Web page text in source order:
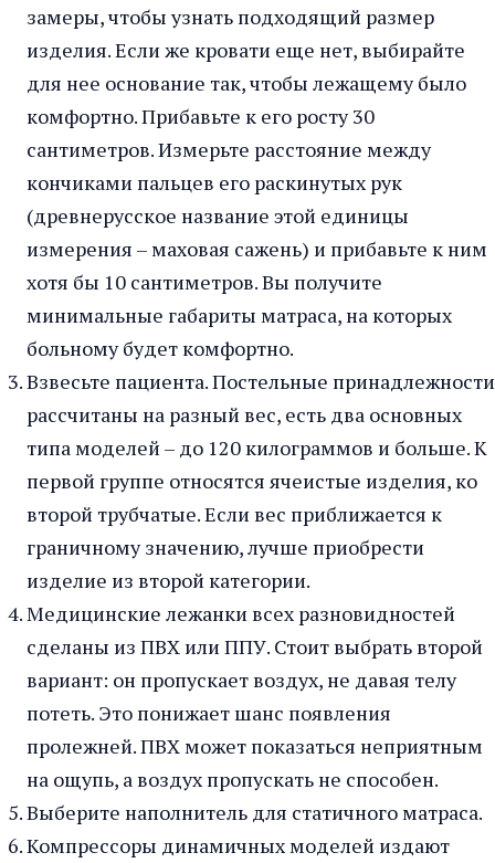
замеры, чтобы узнать подходящий размер
изделия. Если же кровати еще нет, выбирайте
для нее основание так, чтобы лежащему было
комфортно. Прибавьте к его росту 30
сантиметров. Измерьте расстояние между
кончиками пальцев его раскинутых рук
(древнерусское название этой единицы
измерения – маховая сажень) и прибавьте к ним
хотя бы 10 сантиметров. Вы получите
минимальные габариты матраса, на которых
больному будет комфортно.
Взвесьте пациента. Постельные принадлежности
рассчитаны на разный вес, есть два основных
типа моделей – до 120 килограммов и больше. К
первой группе относятся ячеистые изделия, ко
второй трубчатые. Если вес приближается к
граничному значению, лучше приобрести
изделие из второй категории.
Медицинские лежанки всех разновидностей
сделаны из ПВХ или ППУ. Стоит выбрать второй
вариант: он пропускает воздух, не давая телу
потеть. Это понижает шанс появления
пролежней. ПВХ может показаться неприятным
на ощупь, а воздух пропускать не способен.
Выберите наполнитель для статичного матраса.
Компрессоры динамичных моделей издают